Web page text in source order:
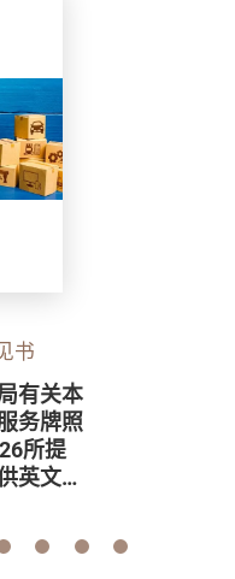
书
有关本
务牌照
所提
英文
6 7 8 9